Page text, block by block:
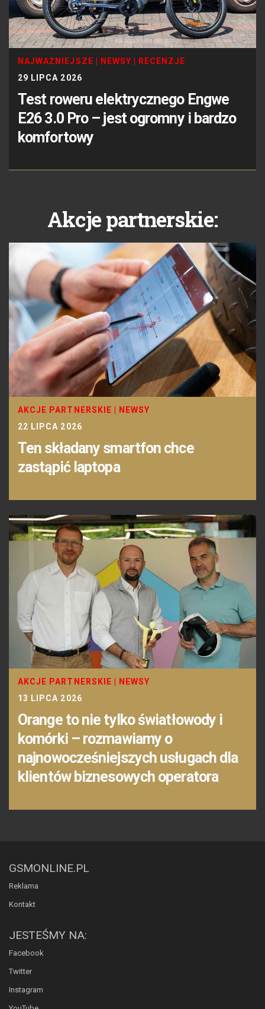
NAJWAŻNIEJSZE NEWSY
RECENZJE
29 LIPCA 2026
Test roweru elektrycznego Engwe
E26 3.0 Pro – jest ogromny i bardzo
komfortowy
Akcje partnerskie:
AKCJE PARTNERSKIE
NEWSY
22 LIPCA 2026
Ten składany smartfon chce
zastąpić laptopa
AKCJE PARTNERSKIE
NEWSY
13 LIPCA 2026
Orange to nie tylko światłowody i
komórki – rozmawiamy o
najnowocześniejszych usługach dla
klientów biznesowych operatora
GSMONLINE.PL
Reklama
Kontakt
JESTEŚMY NA:
Facebook
Twitter
Instagram